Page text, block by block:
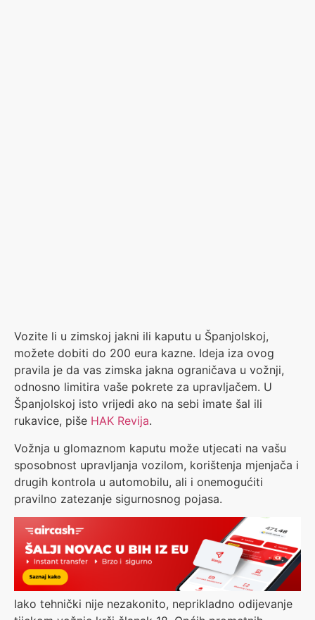
Vozite li u zimskoj jakni ili kaputu u Španjolskoj,
možete dobiti do 200 eura kazne. Ideja iza ovog
pravila je da vas zimska jakna ograničava u vožnji,
odnosno limitira vaše pokrete za upravljačem. U
Španjolskoj isto vrijedi ako na sebi imate šal ili
rukavice, piše HAK Revija.
Vožnja u glomaznom kaputu može utjecati na vašu
sposobnost upravljanja vozilom, korištenja mjenjača i
drugih kontrola u automobilu, ali i onemogućiti
pravilno zatezanje sigurnosnog pojasa.
Iako tehnički nije nezakonito, neprikladno odijevanje